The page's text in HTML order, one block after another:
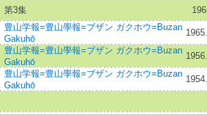
第3集
豊山学報=豊山學報=ブザン ガクホウ=Buzan
Gakuhō
豊山学報=豊山學報=ブザン ガクホウ=Buzan
Gakuhō
豊山学報=豊山學報=ブザン ガクホウ=Buzan
Gakuhō